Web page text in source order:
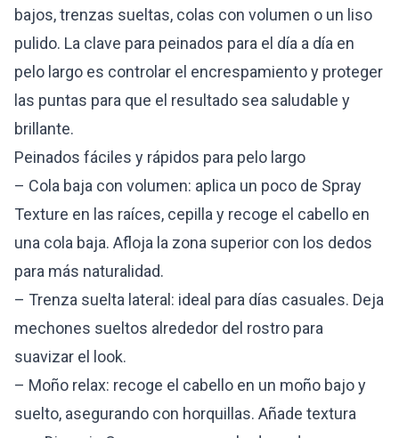
bajos, trenzas sueltas, colas con volumen o un liso
pulido. La clave para peinados para el día a día en
pelo largo es controlar el encrespamiento y proteger
las puntas para que el resultado sea saludable y
brillante.
Peinados fáciles y rápidos para pelo largo
– Cola baja con volumen: aplica un poco de Spray
Texture en las raíces, cepilla y recoge el cabello en
una cola baja. Afloja la zona superior con los dedos
para más naturalidad.
– Trenza suelta lateral: ideal para días casuales. Deja
mechones sueltos alrededor del rostro para
suavizar el look.
– Moño relax: recoge el cabello en un moño bajo y
suelto, asegurando con horquillas. Añade textura